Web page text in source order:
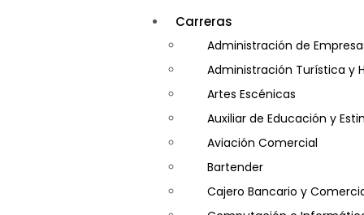
Minería e Hidrocarburos
Salud y Psicología
Seguridad
Carreras
Administración de
Administración Turística y
Artes Escénicas
Auxiliar de Educación y
Aviación Comercial
Bartender
Cajero Bancario y